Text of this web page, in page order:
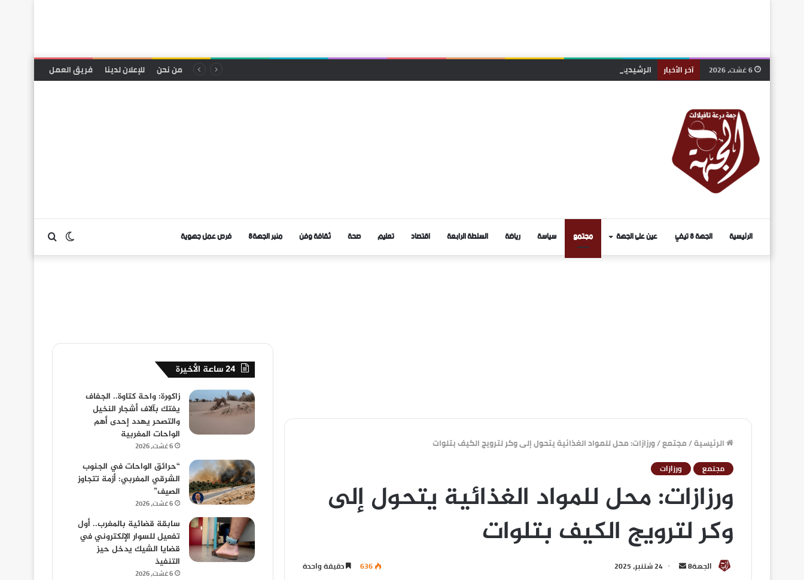
آخر الأخبار الرشيدية.. انتخاب رشيد ربيعي منسقا محليا لحزب التجمع الوطني للأحرار بجماعة الرتب من نحن للإعلان لدينا فريق العمل
الرئيسية الجهة 8 تيفي عين على الجهة مجتمع سياسة رياضة السلطة الرابعة اقتصاد تعليم صحة ثقافة وفن منبر الجهة8 فرص عمل جهوية
الرئيسية/مجتمع/ورزازات: محل للمواد الغذائية يتحول إلى وكر لترويج الكيف بتلوات
مجتمع ورزازات
ورزازات: محل للمواد الغذائية يتحول إلى
وكر لترويج الكيف بتلوات
الجهة8 24 شتنبر، 2025 636 دقيقة واحدة
24 ساعة الأخيرة
زاكورة: واحة كتاوة.. الجفاف
يفتك بآلاف أشجار النخيل
والتصحر يهدد إحدى أهم
الواحات المغربية
6 غشت، 2026
“حرائق الواحات في الجنوب
الشرقي المغربي: أزمة تتجاوز
الصيف”
6 غشت، 2026
سابقة قضائية بالمغرب.. أول
تفعيل للسوار الإلكتروني في
قضايا الشيك يدخل حيز
التنفيذ
6 غشت، 2026